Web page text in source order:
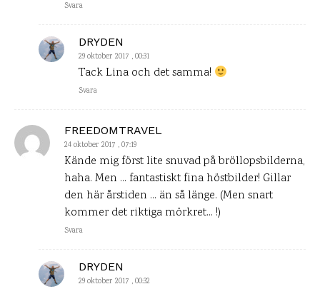
Svara
DRYDEN
29 oktober 2017 , 00:31
Tack Lina och det samma!
Svara
FREEDOMTRAVEL
24 oktober 2017 , 07:19
Kände mig först lite snuvad på bröllopsbilderna,
haha. Men … fantastiskt fina höstbilder! Gillar
den här årstiden … än så länge. (Men snart
kommer det riktiga mörkret… !)
Svara
DRYDEN
29 oktober 2017 , 00:32